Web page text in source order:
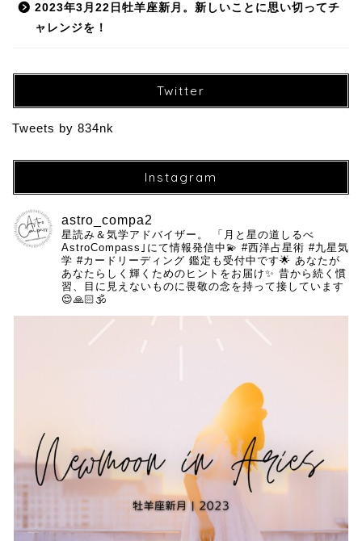
2023年3月22日牡羊座新月。新しいことに思い切ってチ
ャレンジを！
Twitter
Tweets by 834nk
Instagram
astro_compa2
星読み＆気学アドバイザー。
「月と星の道しるべ
AstroCompass｣にて情報発信中💫 #西洋占星術 #九星気
学 #カードリーディング 鑑定も受付中です🌟 あなたが
あなたらしく輝くためのヒントをお届け✨ 昔から続く慣
習、目に見えないものに畏敬の念を持って接しています
😌🙏🏻🕉